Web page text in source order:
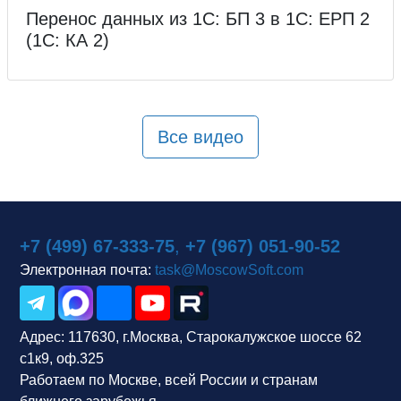
Перенос данных из 1С: БП 3 в 1С: ЕРП 2
(1С: КА 2)
Все видео
+7 (499) 67-333-75, +7 (967) 051-90-52
Электронная почта: task@MoscowSoft.com
Адрес: 117630, г.Москва, Старокалужское шоссе 62
с1к9, оф.325
Работаем по Москве, всей России и странам